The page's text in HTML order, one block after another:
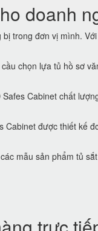
doanh
trong đơn vị mình.
chọn lựa tủ hồ sơ
Cabinet chất
Cabinet được thiết kế
mẫu sản phẩm tủ